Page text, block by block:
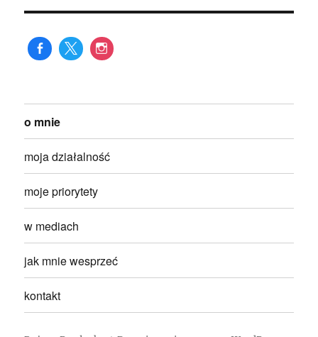
o mnie
moja działalność
moje priorytety
w mediach
jak mnie wesprzeć
kontakt